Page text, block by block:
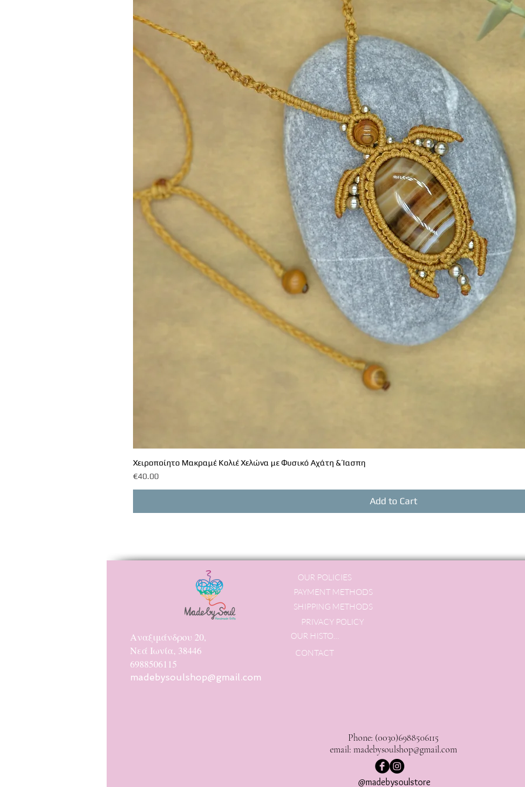
Σύρμα υψηλής ποιότητας με πυρήνα χαλκού και ασημί
επίστρωση
Ατσάλινο κούμπωμα
Ατσάλινη επέκταση 5 εκ.
Χειροποίητη κατασκευή
Κατάλληλο για καθημερινή χρήση
Επιλογή Μεγέθους
Παρακαλώ μετρήστε τον καρπό σας όπως σας αρέσει να φοράτε το
βραχιόλι σας, χωρίς να είναι ούτε υπερβολικά σφιχτό ούτε πολύ
Λόγω της κατασκευής του, το βραχιόλι δεν μπορεί να μικρύνει μετά
την ολοκλήρωσή του, όμως διαθέτει επέκταση 5 εκατοστών που
επιτρέπει μεγαλύτερη προσαρμογή στο μέγεθος του καρπού.
Κάθε πέτρα είναι φυσική και μοναδική, επομένως ενδέχεται να
υπάρχουν μικρές διαφοροποιήσεις σε χρώμα, σχέδιο και ένταση του
ιριδισμού.
Χειροποίητο Μακραμέ Κολιέ Χελώνα με Φυσικό Αχάτη & Ίασπη
Price
€40.00
Add to Cart
Αναξιμάνδρου 20,
Νεά Ιωνία, 38446
6988506115
madebysoulshop@gmail.com
OUR POLICIES
PAYMENT METHODS
SHIPPING METHODS
PRIVACY POLICY
CONTACT
Phone: (0030)6988506115
email: madebysoulshop@gmail.com
@madebysoulstore